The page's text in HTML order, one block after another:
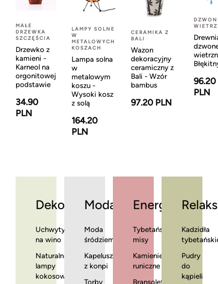
MAŁE
DRZEWKA
SZCZĘŚCIA
Drzewko z
kamieni -
Karneol na
orgonitowej
podstawie
34.90
PLN
LAMPY SOLNE
W
METALOWYCH
KOSZACH
Lampa solna
w
metalowym
koszu -
Wysoki kosz
z solą
164.20
PLN
CERAMIKA Z
BALI
Wazon
dekoracyjny
ceramiczny z
Bali - Wzór
bambus
97.20 PLN
96.20
PLN
Dekoracje
Uchwyty
na wino
Naturalne
lampy
kokosowe
Moda
Moda
śródziemnomorska
Kapelusze
z konpi
Torby
Energia
Tybetańskie
misy
Kamienie
runiczne
Bransoletki
Relaks
Kadzidła
Pudry
do
kąpieli